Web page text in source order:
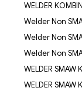
WELDER
Welder Non
Welder Non
Welder Non
WELDER SMAW
WELDER SMAW